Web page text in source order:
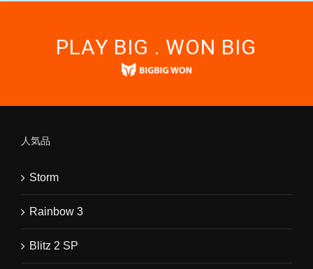
PLAY BIG . WON BIG
人気品
Storm
Rainbow 3
Blitz 2 SP